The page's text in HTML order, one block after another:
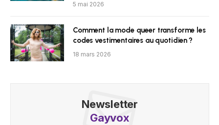
5 mai 2026
Comment la mode queer transforme les
codes vestimentaires au quotidien ?
18 mars 2026
Newsletter
Gayvox